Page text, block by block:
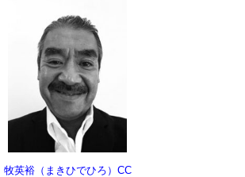
牧英裕（まきひでひろ）CC